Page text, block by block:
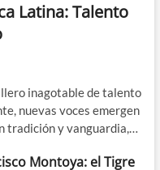
Latina: Talento
inagotable de talento
nuevas voces emergen
tradición y vanguardia,…
Montoya: el Tigre